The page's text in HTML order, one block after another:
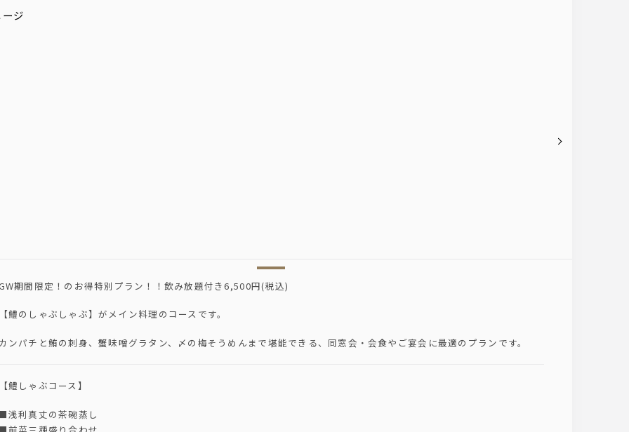
期間限定！のお得特別プラン！！飲み放題付き6,500円(税込)
鱧のしゃぶしゃぶ】がメイン料理のコースです。
ンパチと鮪の刺身、蟹味噌グラタン、〆の梅そうめんまで堪能できる、同窓会・会食やご宴会に最適のプランです。
鱧しゃぶコース】
浅利真丈の茶碗蒸し